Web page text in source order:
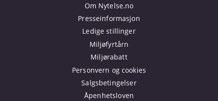
Om Nytelse.no
Presseinformasjon
Ledige stillinger
Miljøfyrtårn
Miljørabatt
Personvern og cookies
Salgsbetingelser
Åpenhetsloven